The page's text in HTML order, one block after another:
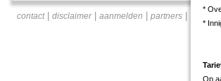
contact| disclaimer| aanmelden partners|
*
*
Op